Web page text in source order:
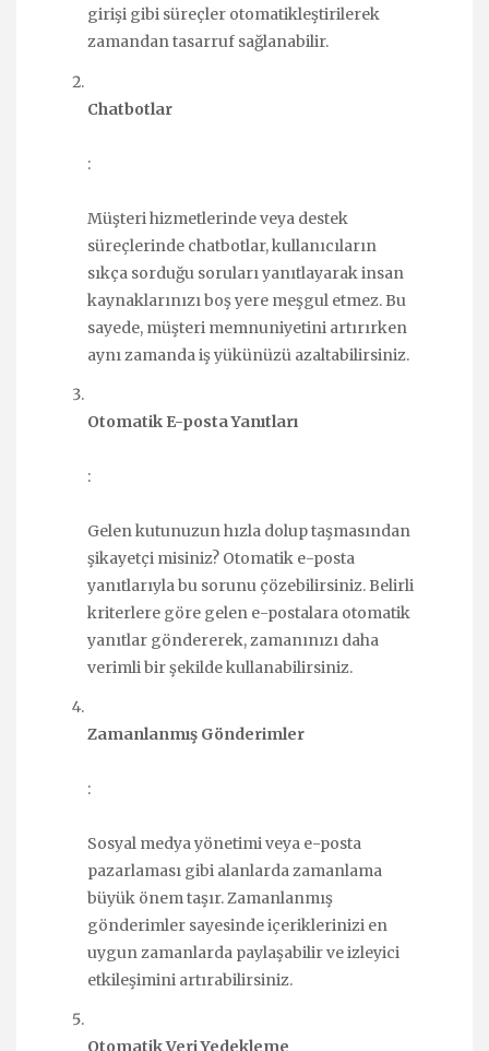
girişi gibi süreçler otomatikleştirilerek
zamandan tasarruf sağlanabilir.
Chatbotlar
:
Müşteri hizmetlerinde veya destek
süreçlerinde chatbotlar, kullanıcıların
sıkça sorduğu soruları yanıtlayarak insan
kaynaklarınızı boş yere meşgul etmez. Bu
sayede, müşteri memnuniyetini artırırken
aynı zamanda iş yükünüzü azaltabilirsiniz.
Otomatik E-posta Yanıtları
:
Gelen kutunuzun hızla dolup taşmasından
şikayetçi misiniz? Otomatik e-posta
yanıtlarıyla bu sorunu çözebilirsiniz. Belirli
kriterlere göre gelen e-postalara otomatik
yanıtlar göndererek, zamanınızı daha
verimli bir şekilde kullanabilirsiniz.
Zamanlanmış Gönderimler
:
Sosyal medya yönetimi veya e-posta
pazarlaması gibi alanlarda zamanlama
büyük önem taşır. Zamanlanmış
gönderimler sayesinde içeriklerinizi en
uygun zamanlarda paylaşabilir ve izleyici
etkileşimini artırabilirsiniz.
Otomatik Veri Yedekleme